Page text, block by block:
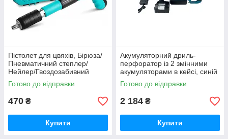
Пістолет для цвяхів, Бірюза/
Пневматичний степлер/
Нейлер/Гвоздозабивний
пістолет iC227
Готово до відправки
470 ₴
Купити
Акумуляторний дриль-
перфоратор із 2 змінними
акумуляторами в кейсі, синій
(MA-494) iC227
Готово до відправки
2 184 ₴
Купити